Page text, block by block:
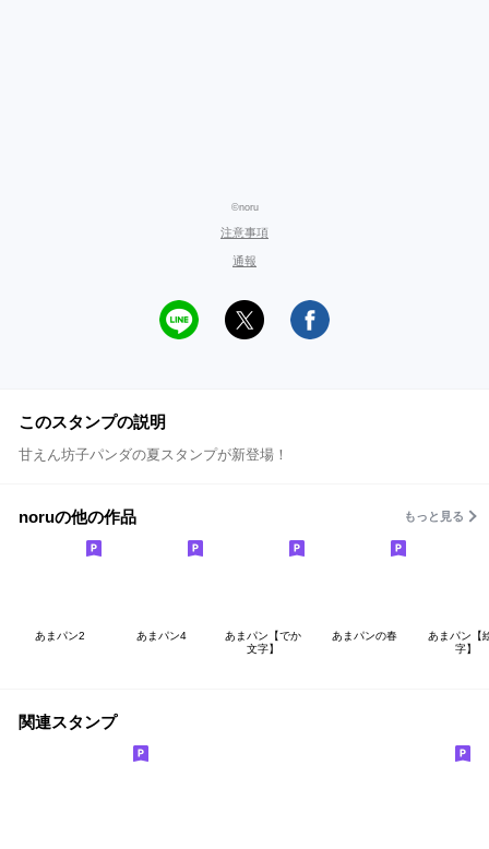
©noru
注意事項
通報
このスタンプの説明
甘えん坊子パンダの夏スタンプが新登場！
noruの他の作品 もっと見る
あまパン2 あまパン4
あまパン【でか
文字】
あまパンの春
あまパン【
字】
関連スタンプ